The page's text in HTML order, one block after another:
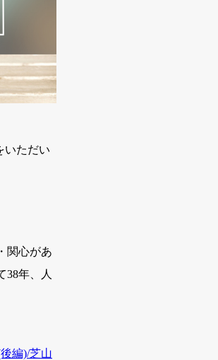
いただい
関心があ
38年、人
編)/芝山